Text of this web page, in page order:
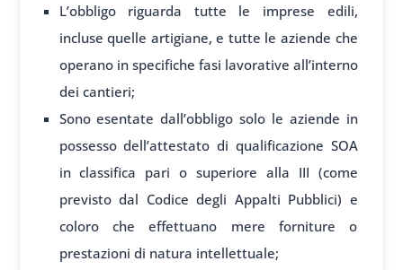
L’obbligo riguarda tutte le imprese edili,
incluse quelle artigiane, e tutte le aziende che
operano in specifiche fasi lavorative all’interno
dei cantieri;
Sono esentate dall’obbligo solo le aziende in
possesso dell’attestato di qualificazione SOA
in classifica pari o superiore alla III (come
previsto dal Codice degli Appalti Pubblici) e
coloro che effettuano mere forniture o
prestazioni di natura intellettuale;